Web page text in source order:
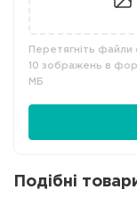
Перетягніть
10 зображень в
МБ
Подібні